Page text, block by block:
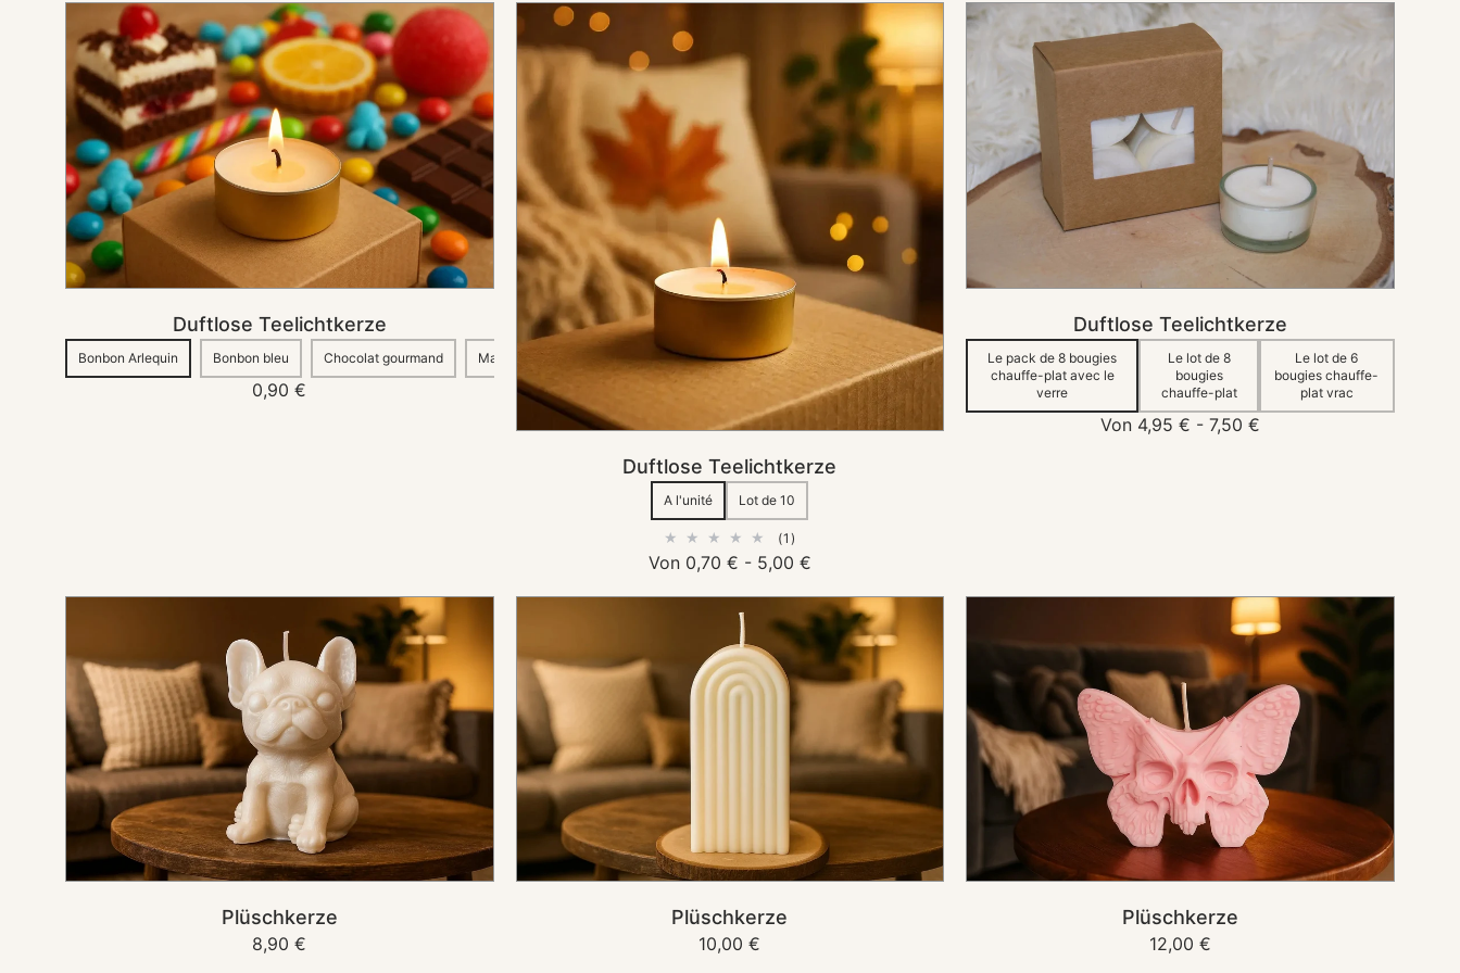
Duftlose
Teelichtkerze
IN DEN KORB
Duftlose Teelichtkerze
Bonbon Arlequin
out
Bonbon bleu
out
Chocolat gourmandSold
out
Macaron vanille
out
MadeleineSold
out
SpéculoosSold
out
Cookie chocolatSold
Lait de cocoSold
out
Gâteau foret noire
Sold
out
Bubble gum
out
Crème brulée d'antan
Normaler
0,90 €
Duftlose
Teelichtkerze
Duftlose Teelichtkerze
A l'unitéSold
out
Lot de 10
out
(1)
Bewertungen
insgesamt
Normaler
Von 0,70 € - 5,00 €
Duftlose
Teelichtkerze
IN DEN KORB
Duftlose Teelichtkerze
Le pack de 8 bougies
chauffe-plat avec le
verreSold
out
Le lot de 8
bougies
chauffe-platSold
out
Le lot de 6
bougies chauffe-
plat vracSold
out
Normaler
Von 4,95 € - 7,50 €
IN DEN KORB
Plüschkerze
Normaler
8,90 €
Plüschkerze
Normaler
10,00 €
IN DEN KORB
Plüschkerze
Normaler
12,00 €